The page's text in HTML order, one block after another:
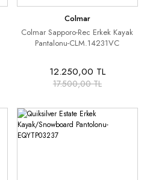
Colmar
Colmar Sapporo-Rec Erkek Kayak
Pantalonu-CLM.14231VC
12.250,00 TL
17.500,00 TL